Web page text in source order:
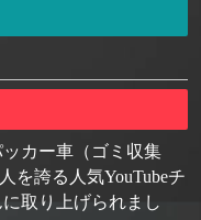
カー車（ゴミ収集
を誇る人気YouTubeチ
取り上げられまし